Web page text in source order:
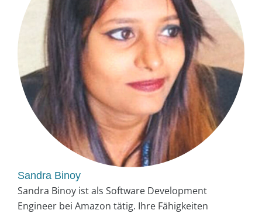
Sandra Binoy
Sandra Binoy ist als Software Development
Engineer bei Amazon tätig. Ihre Fähigkeiten